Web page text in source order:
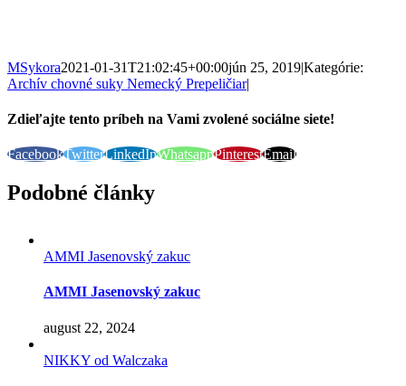
MSykora2021-01-31T21:02:45+00:00jún 25, 2019|Kategórie:
Archív chovné suky Nemecký Prepeličiar|
Zdieľajte tento príbeh na Vami zvolené sociálne siete!
FacebookTwitterLinkedInWhatsappPinterestEmail
Podobné články
AMMI Jasenovský zakuc
AMMI Jasenovský zakuc
august 22, 2024
NIKKY od Walczaka